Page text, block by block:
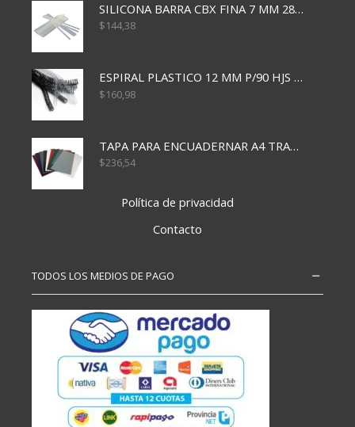
SILICONA BARRA CBX FINA 7 MM 28 CM
$144,38
ESPIRAL PLASTICO 12 MM P/90 HJS X50X1500
$160,98
TAPA PARA ENCUADERNAR A4 TRANSP x50x500
$236,54
Política de privacidad
Contacto
TODOS LOS MEDIOS DE PAGO